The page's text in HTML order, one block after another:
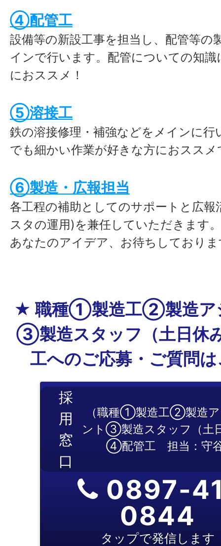
④配管工
設備等の新設工事を担当し、配管等の
インで行います。配管についての知
におススメ！
⑤溶接工
鉄の溶接修理・補強などをメインに行
でも細かい作業が好きな方におススメ
⑥製造・広報担当
各工程の補助としてのサポートと広報
スタの運用)を兼任していただきます。
あなたのアイデア、お待ちしておりま
★ 職種①製造工②製造ア
③製造スタッフ（土日休
工へのご応募・ご質問
採
用
窓
口
（職種①製造工②製造
ント③製造スタッフ（土
④配管工 担当：守
0897-
0844
タップで発信します